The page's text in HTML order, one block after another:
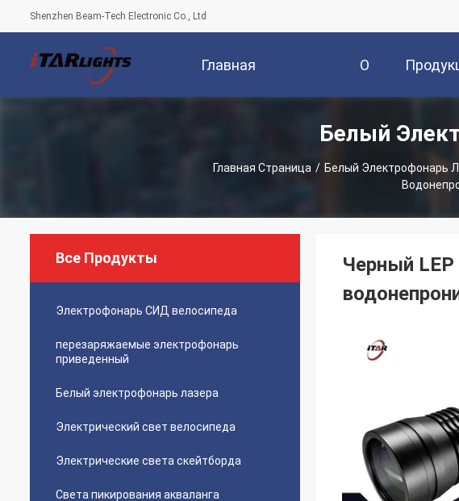
Shenzhen Beam-Tech Electronic Co., Ltd
Главная О
Компании
Белый
Главная Страница / Белый Электрофонарь
Все Продукты
Электрофонарь СИД велосипеда
перезаряжаемые электрофонарь
приведенный
Белый электрофонарь лазера
Электрический свет велосипеда
Электрические света скейтборда
Света пикирования акваланга
Черный LEP